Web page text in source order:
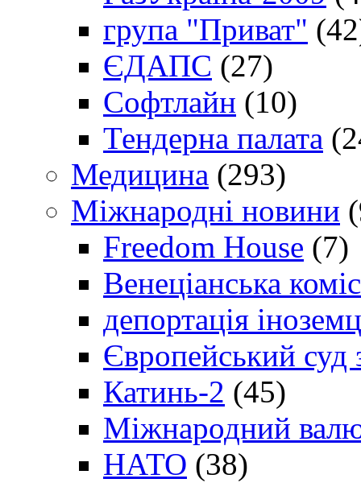
група "Приват"
ЄДАПС (27)
Софтлайн (10)
Тендерна палата
Медицина (293)
Міжнародні новини
Freedom House (7)
Венеціанська
депортація
Європейський
Катинь-2 (45)
Міжнародний
НАТО (38)